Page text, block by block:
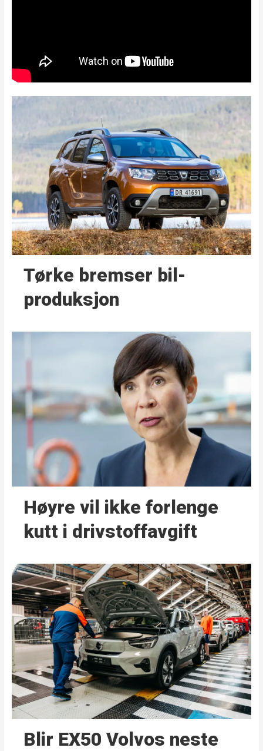
Tørke bremser bil­
produksjon
Høyre vil ikke forlenge
kutt i drivstoffavgift
Blir EX50 Volvos neste